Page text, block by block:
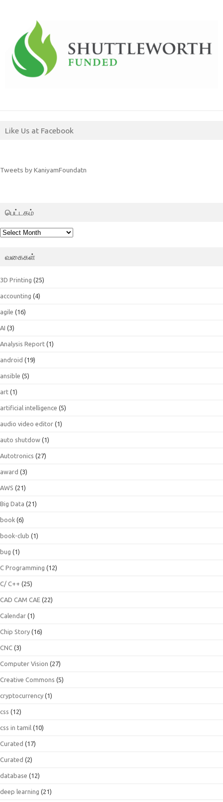
Like Us at Facebook
Tweets by KaniyamFoundatn
பெட்டகம்
பெட்டகம்
வகைகள்
3D Printing (25)
accounting (4)
agile (16)
AI (3)
Analysis Report (1)
android (19)
ansible (5)
art (1)
artificial intelligence (5)
audio video editor (1)
auto shutdow (1)
Autotronics (27)
award (3)
AWS (21)
Big Data (21)
book (6)
book-club (1)
bug (1)
C Programming (12)
C/ C++ (25)
CAD CAM CAE (22)
Calendar (1)
Chip Story (16)
CNC (3)
Computer Vision (27)
Creative Commons (5)
cryptocurrency (1)
css (12)
css in tamil (10)
Curated (17)
Curated (2)
database (12)
deep learning (21)